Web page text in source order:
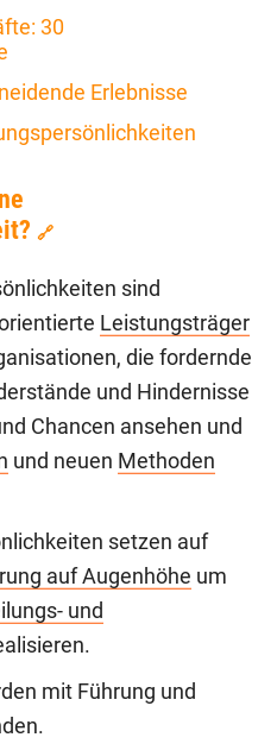
30
Erlebnisse
🔗
sind
Leistungsträger
die fordernde
und Hindernisse
Chancen ansehen und
und neuen Methoden
setzen auf
auf Augenhöhe um
und
mit Führung und